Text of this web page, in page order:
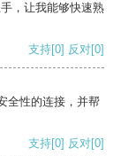
，让我能够快速熟
支持[0] 反对[0]
全性的连接，并帮
支持[0] 反对[0]